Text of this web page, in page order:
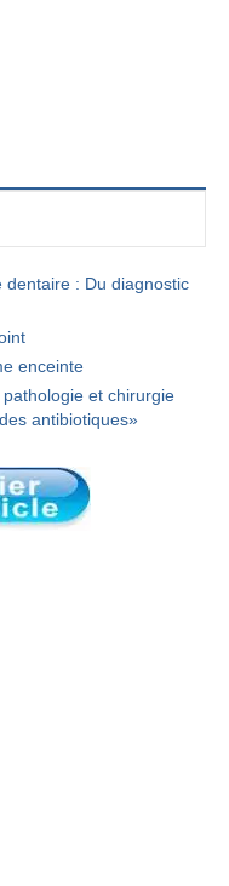
dentaire : Du diagnostic
enceinte
et chirurgie
antibiotiques»